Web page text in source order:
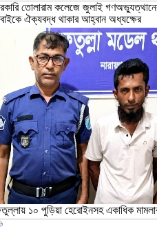
তোলারাম কলেজে জুলাই
ঐক্যবদ্ধ থাকার আহ্বান অধ্যক্ষের
১০ পুড়িয়া হেরোইনসহ একাধিক